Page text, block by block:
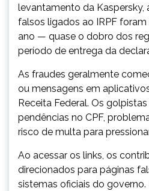
levantamento da Kaspersky,
falsos ligados ao IRPF
ano — quase o dobro dos
período de entrega da
As fraudes geralmente
ou mensagens em
Receita Federal. Os
pendências no CPF,
risco de multa para
Ao acessar os links, os
direcionados para páginas
sistemas oficiais do governo.